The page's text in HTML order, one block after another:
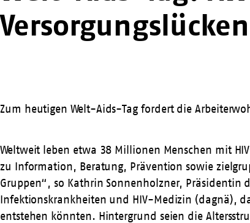
Versorgungslücken
Zum heutigen Welt-Aids-Tag fordert die
Weltweit leben etwa 38 Millionen Menschen mit
zu Information, Beratung, Prävention sowie
Gruppen“, so Kathrin Sonnenholzner,
Infektionskrankheiten und HIV-Medizin (dagnä),
entstehen könnten. Hintergrund seien die